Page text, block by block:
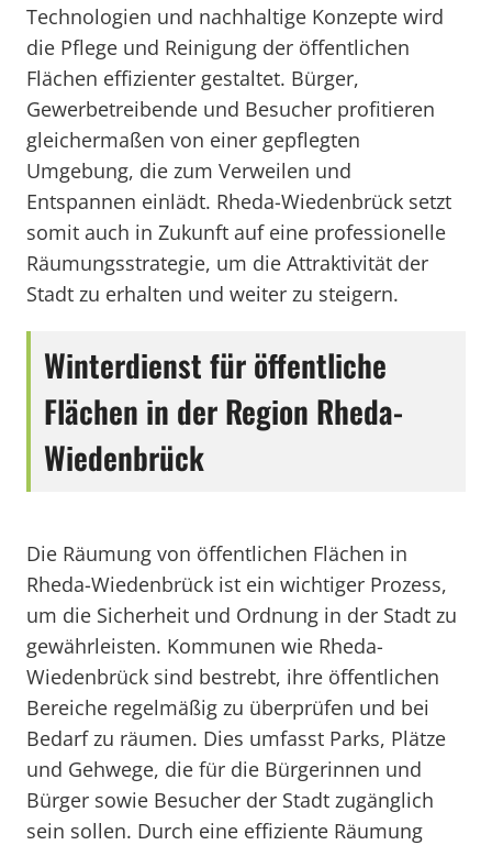
Technologien und nachhaltige Konzepte wird
die Pflege und Reinigung der öffentlichen
Flächen effizienter gestaltet. Bürger,
Gewerbetreibende und Besucher profitieren
gleichermaßen von einer gepflegten
Umgebung, die zum Verweilen und
Entspannen einlädt. Rheda-Wiedenbrück setzt
somit auch in Zukunft auf eine professionelle
Räumungsstrategie, um die Attraktivität der
Stadt zu erhalten und weiter zu steigern.
Winterdienst für öffentliche
Flächen in der Region Rheda-
Wiedenbrück
Die Räumung von öffentlichen Flächen in
Rheda-Wiedenbrück ist ein wichtiger Prozess,
um die Sicherheit und Ordnung in der Stadt zu
gewährleisten. Kommunen wie Rheda-
Wiedenbrück sind bestrebt, ihre öffentlichen
Bereiche regelmäßig zu überprüfen und bei
Bedarf zu räumen. Dies umfasst Parks, Plätze
und Gehwege, die für die Bürgerinnen und
Bürger sowie Besucher der Stadt zugänglich
sein sollen. Durch eine effiziente Räumung